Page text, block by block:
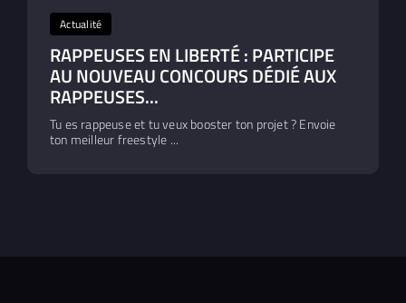
Actualité
RAPPEUSES EN LIBERTÉ : PARTICIPE
AU NOUVEAU CONCOURS DÉDIÉ AUX
RAPPEUSES...
Tu es rappeuse et tu veux booster ton projet ? Envoie
ton meilleur freestyle ...